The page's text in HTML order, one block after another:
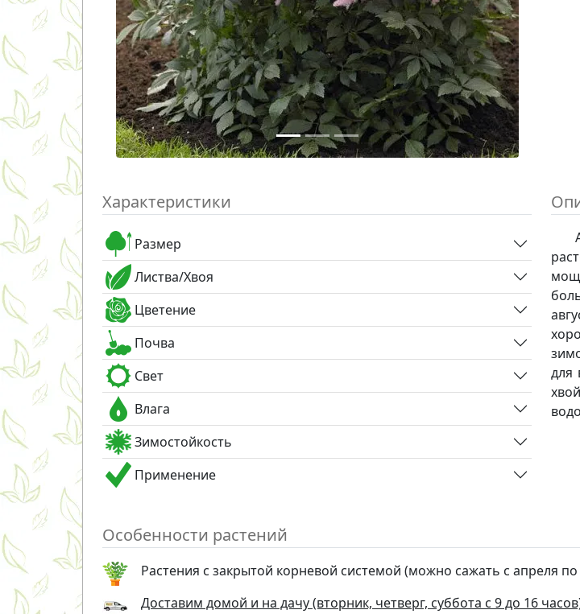
Характеристики
Размер
Листва/Хвоя
Цветение
Почва
Свет
Влага
Зимостойкость
Применение
для
Особенности растений
Растения с закрытой корневой системой (можно сажать с апреля
Доставим домой и на дачу (вторник, четверг, суббота с 9 до 16